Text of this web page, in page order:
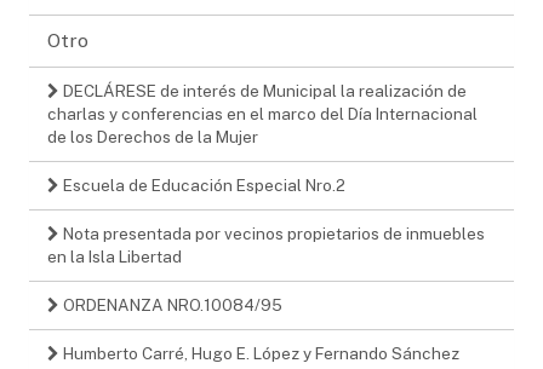
Otro
DECLÁRESE de interés de Municipal la realización de
charlas y conferencias en el marco del Día Internacional
de los Derechos de la Mujer
Escuela de Educación Especial Nro.2
Nota presentada por vecinos propietarios de inmuebles
en la Isla Libertad
ORDENANZA NRO.10084/95
Humberto Carré, Hugo E. López y Fernando Sánchez